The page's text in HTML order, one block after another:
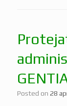
Posted on 28